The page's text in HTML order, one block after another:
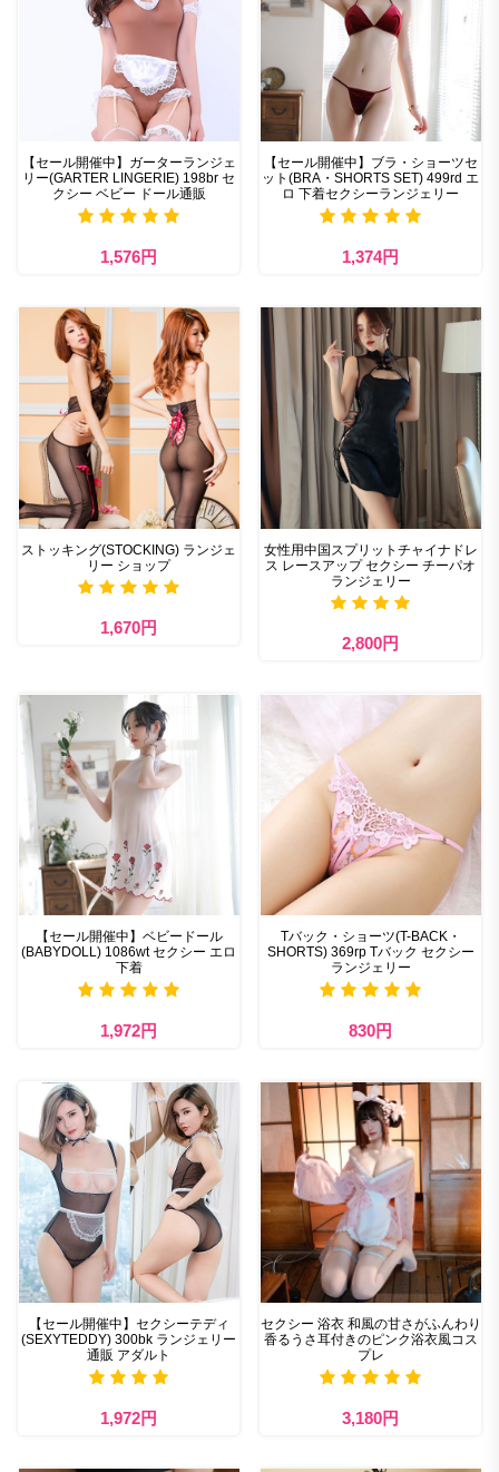
【セール開催中】ガーターランジェ
リー(GARTER LINGERIE) 198br セ
クシー ベビー ドール通販
1,576円
【セール開催中】ブラ・ショーツセ
ット(BRA・SHORTS SET) 499rd エ
ロ 下着セクシーランジェリー
1,374円
ストッキング(STOCKING) ランジェ
リー ショップ
1,670円
女性用中国スプリットチャイナドレ
ス レースアップ セクシー チーパオ
ランジェリー
2,800円
【セール開催中】ベビードール
(BABYDOLL) 1086wt セクシー エロ
下着
1,972円
Tバック・ショーツ(T-BACK・
SHORTS) 369rp Tバック セクシー
ランジェリー
830円
【セール開催中】セクシーテディ
(SEXYTEDDY) 300bk ランジェリー
通販 アダルト
1,972円
セクシー 浴衣 和風の甘さがふんわり
香るうさ耳付きのピンク浴衣風コス
プレ
3,180円